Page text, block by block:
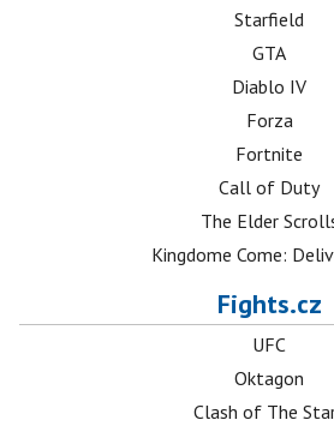
Starfield
GTA
Diablo IV
Forza
Fortnite
Call of Duty
The Elder
Kingdome Come:
Fights.cz
UFC
Oktagon
Clash of The